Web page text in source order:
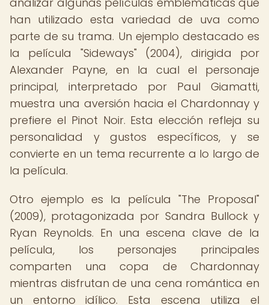
han utilizado esta variedad de uva como
parte de su trama. Un ejemplo destacado es
la película "Sideways" (2004), dirigida por
Alexander Payne, en la cual el personaje
principal, interpretado por Paul Giamatti,
muestra una aversión hacia el Chardonnay y
prefiere el Pinot Noir. Esta elección refleja su
personalidad y gustos específicos, y se
convierte en un tema recurrente a lo largo de
la película.
Otro ejemplo es la película "The Proposal"
(2009), protagonizada por Sandra Bullock y
Ryan Reynolds. En una escena clave de la
película, los personajes principales
comparten una copa de Chardonnay
mientras disfrutan de una cena romántica en
un entorno idílico. Esta escena utiliza el